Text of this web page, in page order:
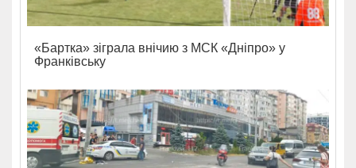
«Бартка» зіграла внічию з МСК «Дніпро» у
Франківську